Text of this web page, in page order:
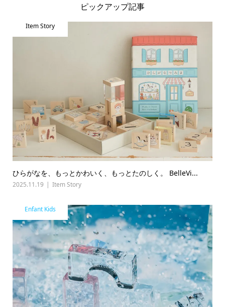
ピックアップ記事
Item Story
ひらがなを、もっとかわいく、もっとたのしく。 BelleVi...
2025.11.19 Item Story
Enfant Kids